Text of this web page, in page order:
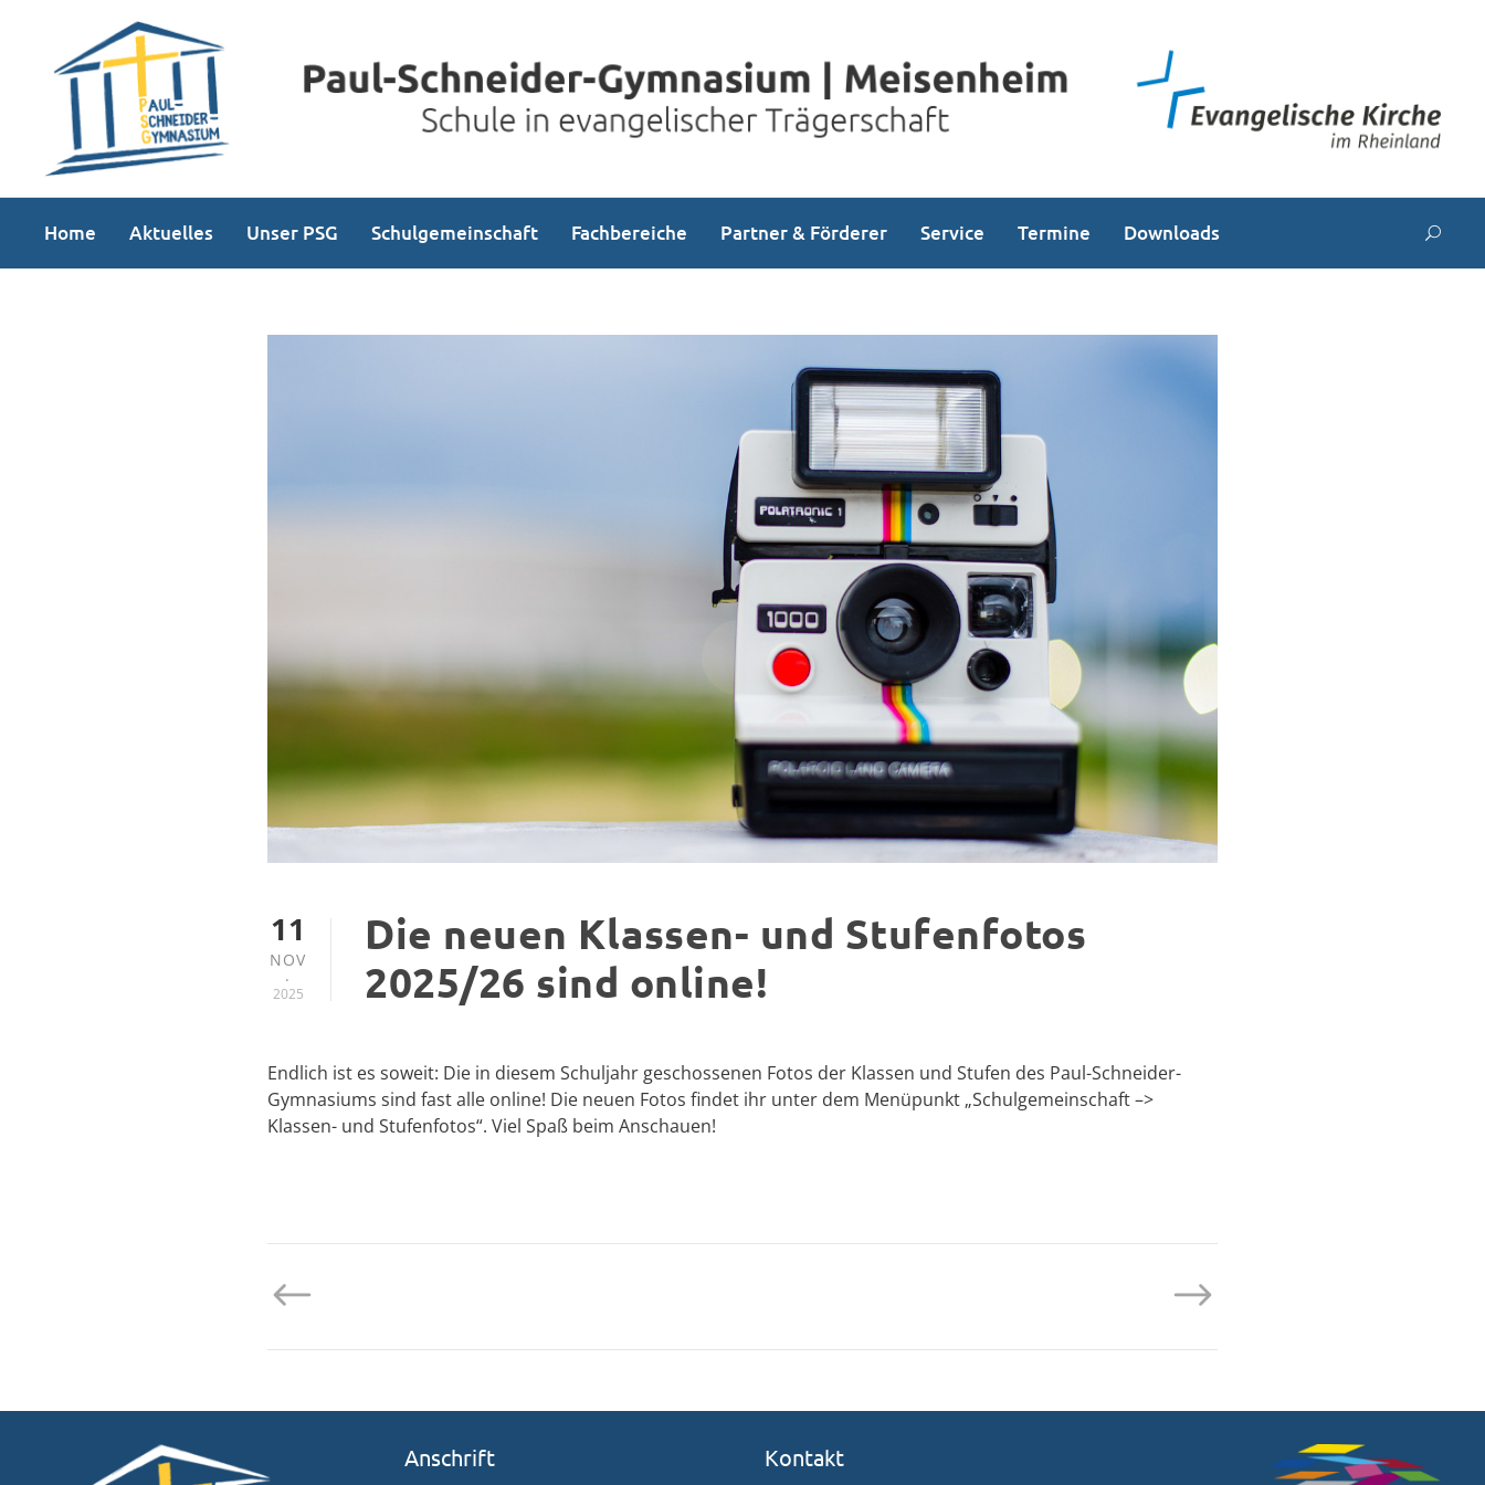
Home Aktuelles Unser PSG Schulgemeinschaft Fachbereiche Partner & Förderer Service Termine Downloads
11
NOV
.
2025
Die neuen Klassen- und Stufenfotos
2025/26 sind online!
Endlich ist es soweit: Die in diesem Schuljahr geschossenen Fotos der Klassen und Stufen des Paul-Schneider-
Gymnasiums sind fast alle online! Die neuen Fotos findet ihr unter dem Menüpunkt „Schulgemeinschaft –>
Klassen- und Stufenfotos“. Viel Spaß beim Anschauen!
Anschrift Kontakt